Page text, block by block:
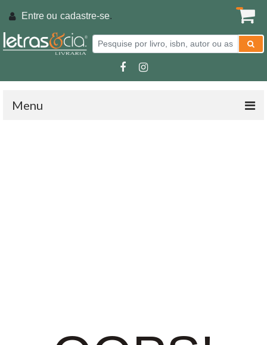
Entre ou cadastre-se.
Menu